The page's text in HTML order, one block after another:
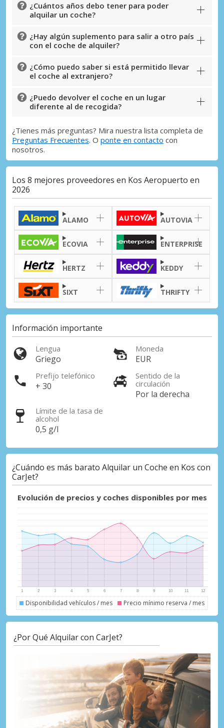
Accede a ofertas exclusivas de nuestros
proveedores.
Iniciar sesión con eLink
¿Cuántos años debo tener para poder
alquilar un coche?
¿Hay algún suplemento para salir a otro país
con el coche de alquiler?
¿Cómo puedo saber si está permitido llevar
el coche al extranjero?
¿Puedo devolver el coche en un lugar
diferente al de recogida?
¿Tienes más preguntas? Mira nuestra lista completa de
Preguntas Frecuentes. O ponte en contacto con
nosotros.
Los 8 mejores proveedores en Kos Aeropuerto en
2026
ALAMO AUTOVIA
ECOVIA ENTERPRISE
HERTZ KEDDY
SIXT THRIFTY
Información importante
Lengua
Griego
Moneda
EUR
Prefijo telefónico
+ 30
Sentido de la
circulación
Por la derecha
Límite de la tasa de
alcohol
0,5 g/l
¿Cuándo es más barato Alquilar un Coche en Kos con
CarJet?
Evolución de precios y coches disponibles por mes
Disponibilidad vehículos / mes Precio mínimo reserva / mes
¿Por Qué Alquilar con CarJet?